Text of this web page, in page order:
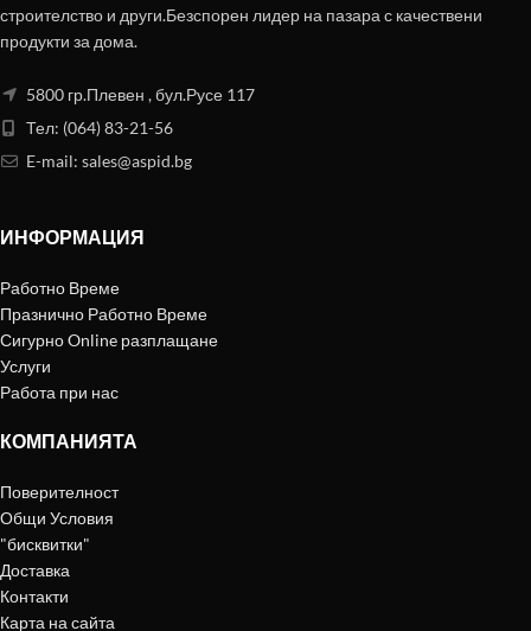
строителство и други.Безспорен лидер на пазара с качествени
продукти за дома.
5800 гр.Плевен , бул.Русе 117
Тел: (064) 83-21-56
E-mail: sales@aspid.bg
ИНФОРМАЦИЯ
Работно Време
Празнично Работно Време
Сигурно Online разплащане
Услуги
Работа при нас
КОМПАНИЯТА
Поверителност
Общи Условия
"бисквитки"
Доставка
Контакти
Карта на сайта